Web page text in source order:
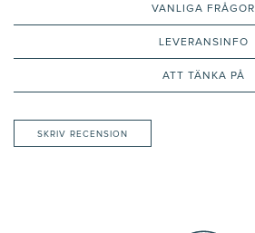
VANLIGA FRÅGOR
LEVERANSINFO
ATT TÄNKA PÅ
SKRIV RECENSION